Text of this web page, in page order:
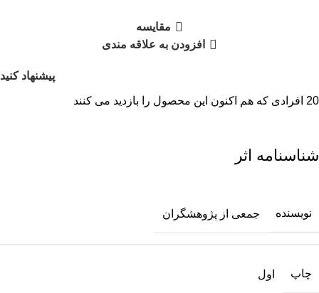
مقایسه
افزودن به علاقه مندی
پیشنهاد کنید
20 افرادی که هم اکنون این محصول را بازدید می کنند
شناسنامه اثر
نویسنده جمعی از پژوهشگران
چاپ اول